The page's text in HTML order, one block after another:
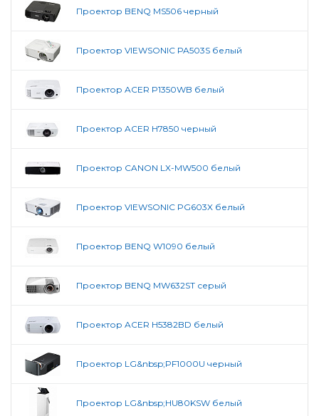
Проектор BENQ MS506 черный
Проектор VIEWSONIC PA503S белый
Проектор ACER P1350WB белый
Проектор ACER H7850 черный
Проектор CANON LX-MW500 белый
Проектор VIEWSONIC PG603X белый
Проектор BENQ W1090 белый
Проектор BENQ MW632ST серый
Проектор ACER H5382BD белый
Проектор LG&nbsp;PF1000U черный
Проектор LG&nbsp;HU80KSW белый